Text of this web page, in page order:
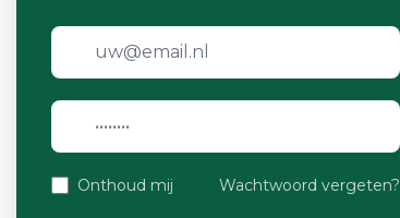
Onthoud mij Wachtwoord vergeten?